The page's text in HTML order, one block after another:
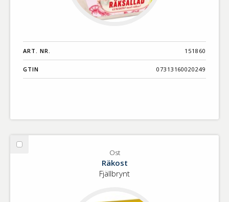
ART. NR. 151860
GTIN 07313160020249
Välj
Ost
Räkost
Fjällbrynt